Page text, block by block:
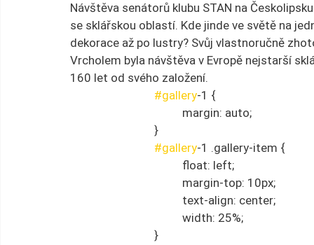
Návštěva senátorů klubu STAN na
se sklářskou oblastí. Kde jinde ve světě na
dekorace až po lustry? Svůj vlastnoručně
Vrcholem byla návštěva v Evropě nejstarší
160 let od svého založení.
#gallery-1 {
				margin: auto;
			}
#gallery-1 .gallery-item {
				float: left;
				margin-top: 10px;
				text-align: center;
				width: 25%;
			}